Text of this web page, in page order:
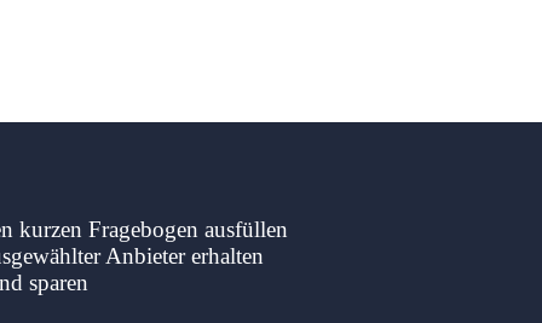
kurzen Fragebogen ausfüllen
Anbieter erhalten
sparen